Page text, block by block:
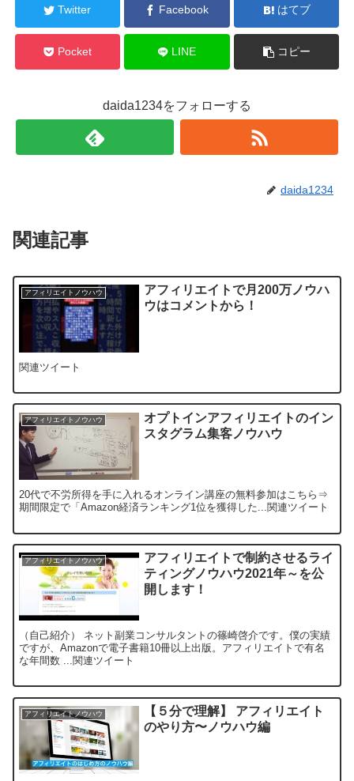
Twitter Facebook はてブ
Pocket LINE コピー
daida1234をフォローする
daida1234
関連記事
アフィリエイトノウハウ
アフィリエイトで月200万ノウハ
ウはコメントから！
関連ツイート
アフィリエイトノウハウ
オプトインアフィリエイトのイン
スタグラム集客ノウハウ
20代で不労所得を手に入れるオンライン講座の無料参加はこちら⇒
期間限定で「Amazon経済ランキング1位を獲得した...関連ツイート
アフィリエイトノウハウ
アフィリエイトで制約させるライ
ティングノウハウ2021年～を公
開します！
（自己紹介） ネット副業コンサルタントの篠崎啓介です。僕の実績
ですが、Amazonで電子書籍10冊以上出版。アフィリエイトで有名
な年間数 ...関連ツイート
アフィリエイトノウハウ
【５分で理解】 アフィリエイト
のやり方〜ノウハウ編